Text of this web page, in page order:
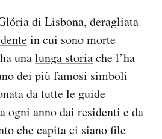
di Lisbona, deragliata
in cui sono morte
unalunga storiache l’ha
dei più famosi simboli
da tutte le guide
ogni anno dai residenti e da
che capita ci siano file